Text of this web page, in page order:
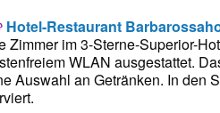
Hotel-Restaurant
Zimmer im 3-Sterne-Superior-
WLAN ausgestattet.
Auswahl an Getränken. In den